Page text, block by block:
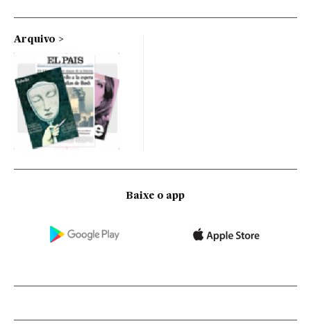
Arquivo
Baixe o app